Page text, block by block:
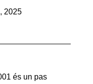
2025
és un pas